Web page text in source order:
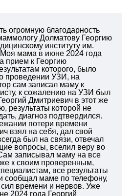
огромную благодарность
Долматову Георгию
институту им.
Моя мама в июне 2024 года
прием к Георгию
которого, было
проведении УЗИ, на
сам записал маму к
к сожалению на УЗИ был
Дмитриевич в этот же
результаты которой не
диагноз подтвердился.
потери времени
взял на себя, дал свой
был на связи, отвечал
вопросы, вселил веру во
записывал маму на все
к своим проверенным,
все результаты
сообщал маме по телефону,
сил времени и нервов. Уже
2024 года Георгий